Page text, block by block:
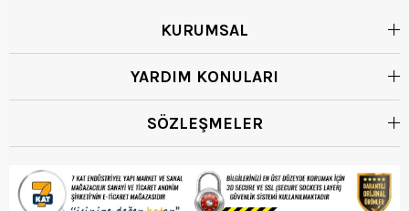
KURUMSAL
YARDIM KONULARI
SÖZLEŞMELER